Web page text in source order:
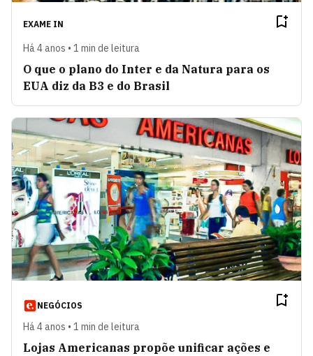
EXAME IN
Há 4 anos • 1 min de leitura
O que o plano do Inter e da Natura para os
EUA diz da B3 e do Brasil
NEGÓCIOS
Há 4 anos • 1 min de leitura
Lojas Americanas propõe unificar ações e